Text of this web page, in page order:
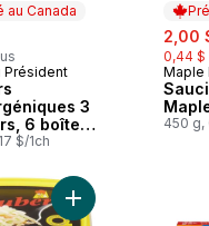
au Canada
Canada
Président
3
6 boîtes
$/1ch
sale:
2,00
0,44 $
Maple
450 g,
Ajouter Salade